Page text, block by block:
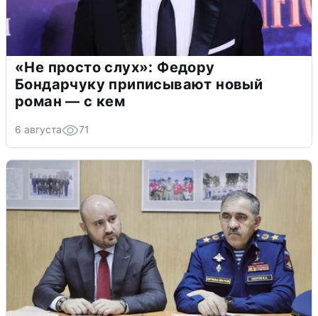
«Не просто слух»: Федору
Бондарчуку приписывают новый
роман — с кем
6 августа 71